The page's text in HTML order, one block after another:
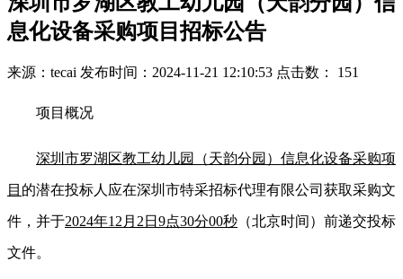
息化设备采购项目招标公告
来源：tecai 发布时间：2024-11-21 12:10:53 点击数： 151
项目概况
深圳市罗湖区教工幼儿园（天韵分园）信息化设备采购项
目 的潜在投标人应在深圳市特采招标代理有限公司获取采购文
件，并于2024年12 月 2 日 9点30分00秒 （北京时间）前递交投标
文件。